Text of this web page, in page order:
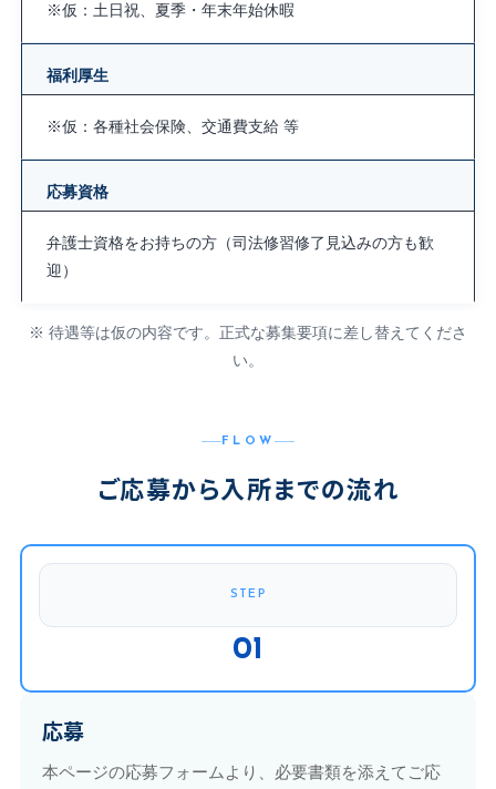
※仮：土日祝、夏季・年末年始休暇
福利厚生
※仮：各種社会保険、交通費支給 等
応募資格
弁護士資格をお持ちの方（司法修習修了見込みの方も歓
迎）
※ 待遇等は仮の内容です。正式な募集要項に差し替えてくださ
い。
FLOW
ご応募から入所までの流れ
STEP
01
応募
本ページの応募フォームより、必要書類を添えてご応